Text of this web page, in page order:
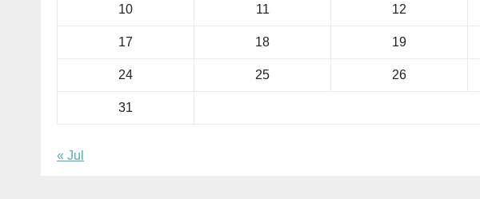
10 11 12
17 18 19
24 25 26
31
« Jul